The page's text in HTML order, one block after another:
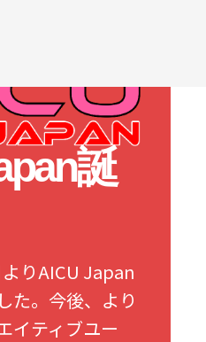
誕
りAICU Japan
た。今後、より
イティブユー